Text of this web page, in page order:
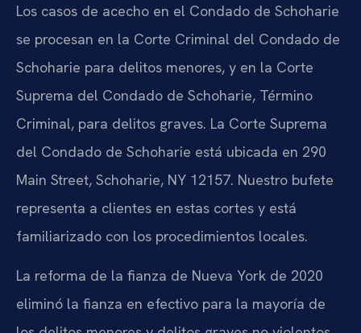
Los casos de acecho en el Condado de Schoharie
se procesan en la Corte Criminal del Condado de
Schoharie para delitos menores, y en la Corte
Suprema del Condado de Schoharie, Término
Criminal, para delitos graves. La Corte Suprema
del Condado de Schoharie está ubicada en 290
Main Street, Schoharie, NY 12157. Nuestro bufete
representa a clientes en estas cortes y está
familiarizado con los procedimientos locales.
La reforma de la fianza de Nueva York de 2020
eliminó la fianza en efectivo para la mayoría de